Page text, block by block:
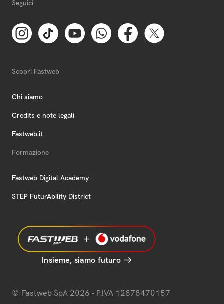
Seguici
Scopri Fastweb
Chi siamo
Credits e note legali
Fastweb.it
Formazione
Fastweb Digital Academy
STEP FuturAbility District
Insieme, siamo futuro
© Fastweb SpA 2026 - P.IVA 12878470157